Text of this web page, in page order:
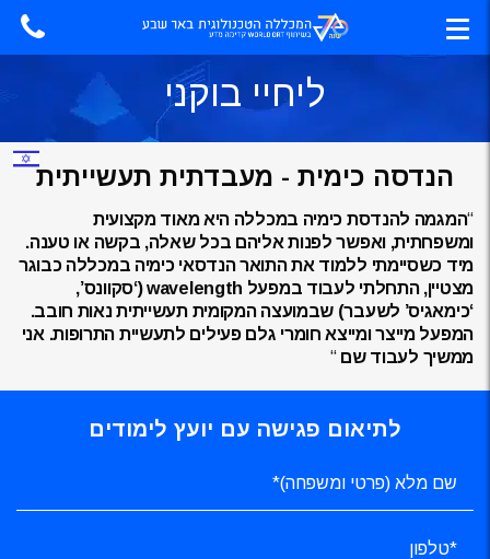
ליחיי בוקני
הנדסה כימית - מעבדתית תעשייתית
“המגמה להנדסת כימיה במכללה היא מאוד מקצועית
ומשפחתית, ואפשר לפנות אליהם בכל שאלה, בקשה או טענה.
מיד כשסיימתי ללמוד את התואר הנדסאי כימיה במכללה כבוגר
מצטיין, התחלתי לעבוד במפעל wavelength (‘סקוונס’,
‘כימאגיס’ לשעבר) שבמועצה המקומית תעשייתית נאות חובב.
המפעל מייצר ומייצא חומרי גלם פעילים לתעשיית התרופות. אני
ממשיך לעבוד שם“
לתיאום פגישה עם יועץ לימודים